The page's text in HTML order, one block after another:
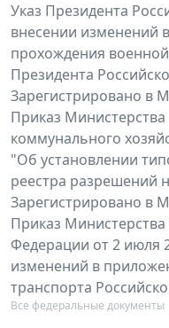
Указ Президента
внесении изменений
прохождения
Президента
Зарегистрировано в
Приказ
коммунального
"Об установлении
реестра разрешений
Зарегистрировано в
Приказ
Федерации от 2 июля
изменений в
транспорта
Все федеральные документы